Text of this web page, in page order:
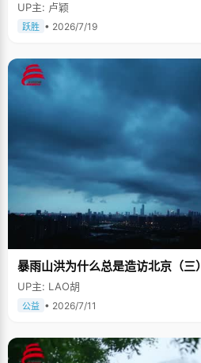
UP主: 卢颖
跃胜 • 2026/7/19
暴雨山洪为什么总是造访北京（三）
UP主: LAO胡
公益 • 2026/7/11